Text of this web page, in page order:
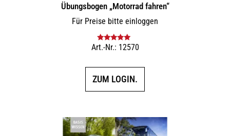
Übungsbogen „Motorrad fahren“
Für Preise bitte einloggen
Bewertet mit
Art.-Nr.: 12570
ZUM LOGIN.